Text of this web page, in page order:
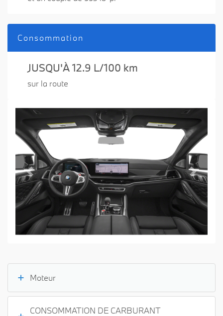
Consommation
JUSQU'À 12.9 L/100 km
sur la route
Previous Next
Moteur
CONSOMMATION DE CARBURANT